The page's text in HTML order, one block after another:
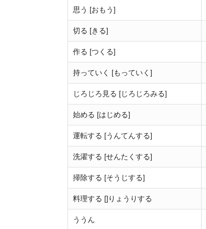
思う [おもう]
切る [きる]
作る [つくる]
持っていく [もっていく]
じろじろ見る [じろじろみる]
始める [はじめる]
運転する [うんてんする]
洗濯する [せんたくする]
掃除する [そうじする]
料理する []りょうりする
ううん